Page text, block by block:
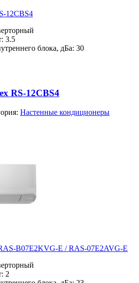
12CBS4
3.5
блока, дБа: 30
RS-12CBS4
Настенные кондиционеры
B07E2KVG-E / RAS-07E2AVG-E
2